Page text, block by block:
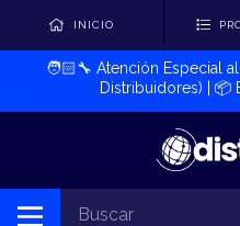
INICIO
🧑🏻‍🔧​ Atención Especial
Distribuidores) | 📦​